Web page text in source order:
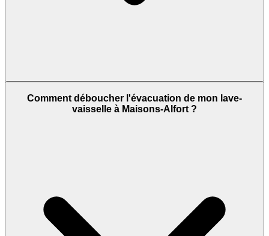
Comment déboucher l'évacuation de mon lave-
vaisselle à Maisons-Alfort ?